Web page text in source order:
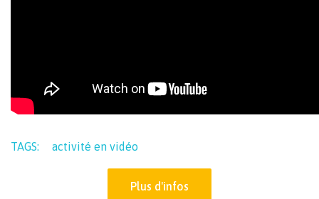
TAGS: activité en vidéo
Plus d'infos